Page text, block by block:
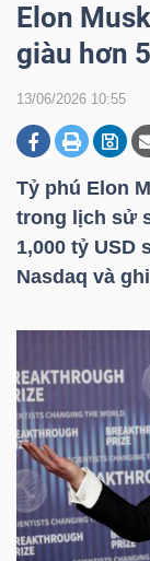
Elon
giàu hơn
13/06/2026 10:55
Tỷ phú Elon
trong lịch sử
1,000 tỷ USD
Nasdaq và
CHỨNG
DOANH
NGHIỆP
SẢN
TÀI
CHÍNH